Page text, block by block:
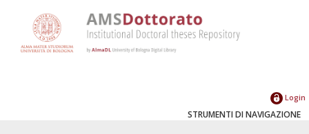
Login
STRUMENTI DI NAVIGAZIONE